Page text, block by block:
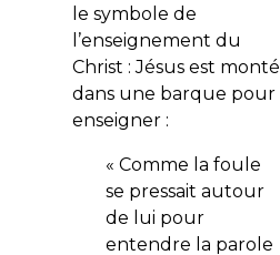
le symbole de
l’enseignement du
Christ : Jésus est monté
dans une barque pour
enseigner :
« Comme la foule
se pressait autour
de lui pour
entendre la parole